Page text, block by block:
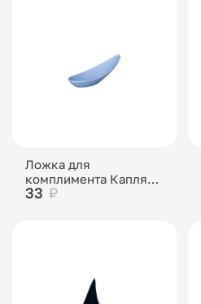
Ложка для
комплимента Капля
малая белая пластик
33 ₽